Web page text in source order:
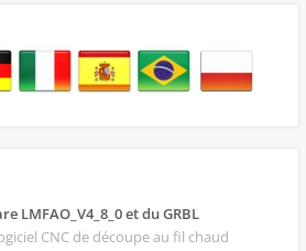
LMFAO_V4_8_0 et du GRBL
CNC de découpe au fil chaud